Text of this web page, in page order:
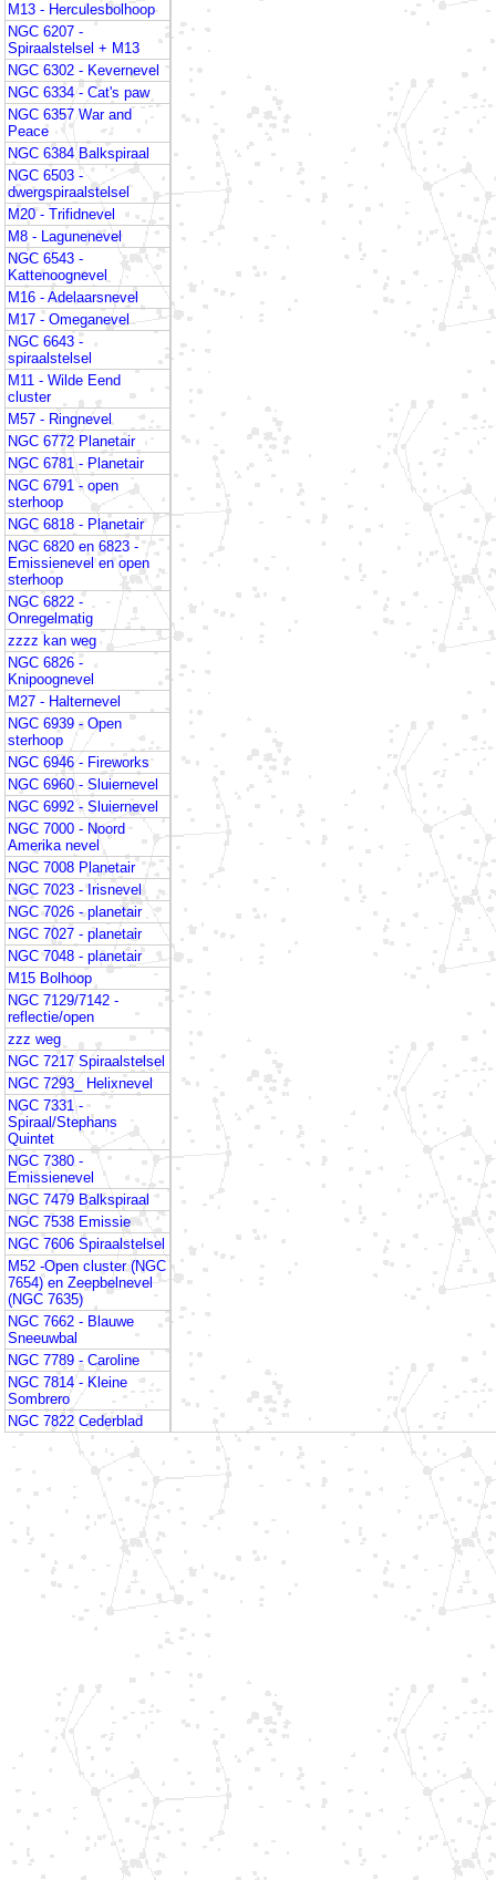
M13 - Herculesbolhoop
NGC 6207 -
Spiraalstelsel + M13
NGC 6302 - Kevernevel
NGC 6334 - Cat's paw
NGC 6357 War and
Peace
NGC 6384 Balkspiraal
NGC 6503 -
dwergspiraalstelsel
M20 - Trifidnevel
M8 - Lagunenevel
NGC 6543 -
Kattenoognevel
M16 - Adelaarsnevel
M17 - Omeganevel
NGC 6643 -
spiraalstelsel
M11 - Wilde Eend
cluster
M57 - Ringnevel
NGC 6772 Planetair
NGC 6781 - Planetair
NGC 6791 - open
sterhoop
NGC 6818 - Planetair
NGC 6820 en 6823 -
Emissienevel en open
sterhoop
NGC 6822 -
Onregelmatig
zzzz kan weg
NGC 6826 -
Knipoognevel
M27 - Halternevel
NGC 6939 - Open
sterhoop
NGC 6946 - Fireworks
NGC 6960 - Sluiernevel
NGC 6992 - Sluiernevel
NGC 7000 - Noord
Amerika nevel
NGC 7008 Planetair
NGC 7023 - Irisnevel
NGC 7026 - planetair
NGC 7027 - planetair
NGC 7048 - planetair
M15 Bolhoop
NGC 7129/7142 -
reflectie/open
zzz weg
NGC 7217 Spiraalstelsel
NGC 7293_ Helixnevel
NGC 7331 -
Spiraal/Stephans
Quintet
NGC 7380 -
Emissienevel
NGC 7479 Balkspiraal
NGC 7538 Emissie
NGC 7606 Spiraalstelsel
M52 -Open cluster (NGC
7654) en Zeepbelnevel
(NGC 7635)
NGC 7662 - Blauwe
Sneeuwbal
NGC 7789 - Caroline
NGC 7814 - Kleine
Sombrero
NGC 7822 Cederblad